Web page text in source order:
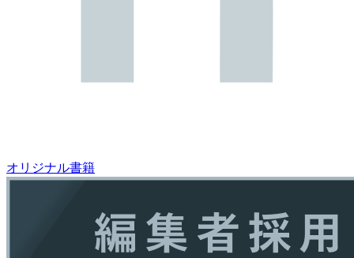
オリジナル書籍